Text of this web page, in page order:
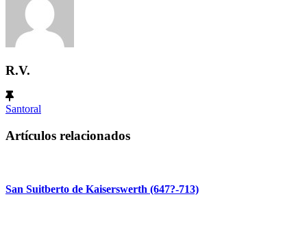
R.V.
Santoral
Artículos relacionados
San Suitberto de Kaiserswerth (647?-713)